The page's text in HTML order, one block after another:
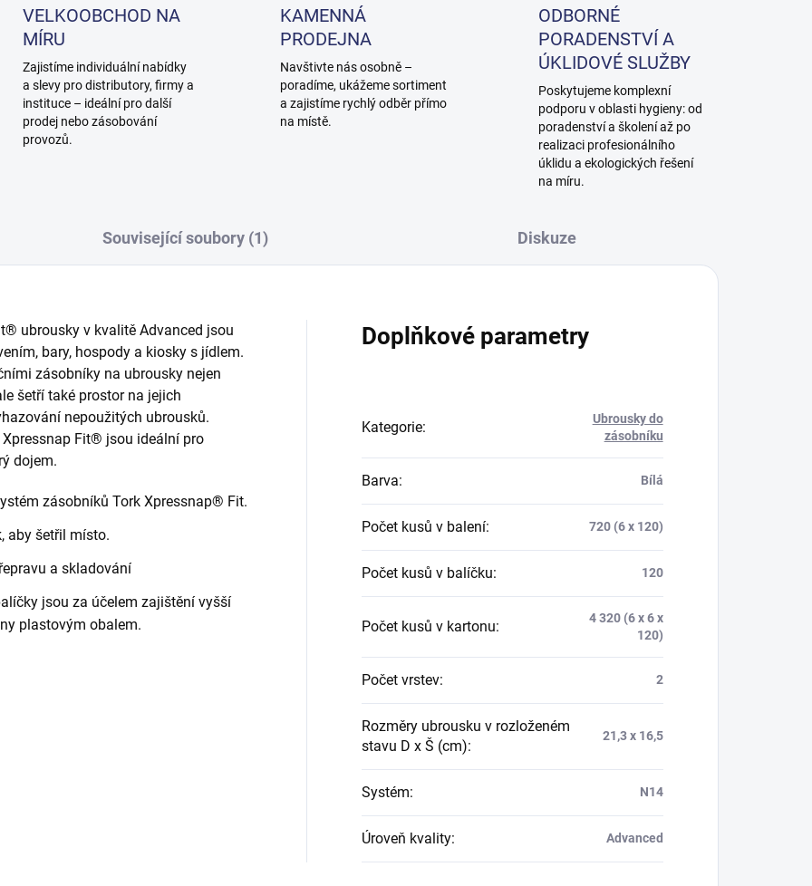
VELKOOBCHOD NA
MÍRU
Zajistíme individuální nabídky
a slevy pro distributory, firmy a
instituce – ideální pro další
prodej nebo zásobování
provozů.
KAMENNÁ
PRODEJNA
Navštivte nás osobně –
poradíme, ukážeme sortiment
a zajistíme rychlý odběr přímo
na místě.
ODBORNÉ
PORADENSTVÍ A
ÚKLIDOVÉ SLUŽBY
Poskytujeme komplexní
podporu v oblasti hygieny: od
poradenství a školení až po
realizaci profesionálního
úklidu a ekologických řešení
na míru.
Související soubory (1) Diskuze
ubrousky v kvalitě Advanced jsou
bary, hospody a kiosky s jídlem.
zásobníky na ubrousky nejen
šetří také prostor na jejich
nepoužitých ubrousků.
Fit® jsou ideální pro
dojem.
zásobníků Tork Xpressnap® Fit.
aby šetřil místo.
a skladování
jsou za účelem zajištění vyšší
plastovým obalem.
Doplňkové parametry
Kategorie:
Ubrousky do
zásobníku
Barva: Bílá
Počet kusů v balení: 720 (6 x 120)
Počet kusů v balíčku: 120
Počet kusů v kartonu:
4 320 (6 x 6 x
120)
Počet vrstev: 2
Rozměry ubrousku v rozloženém
stavu D x Š (cm):
21,3 x 16,5
Systém: N14
Úroveň kvality: Advanced